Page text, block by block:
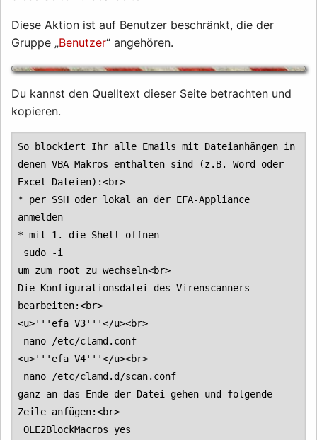
Diese Aktion ist auf Benutzer beschränkt, die der
Gruppe „Benutzer“ angehören.
Du kannst den Quelltext dieser Seite betrachten und
kopieren.